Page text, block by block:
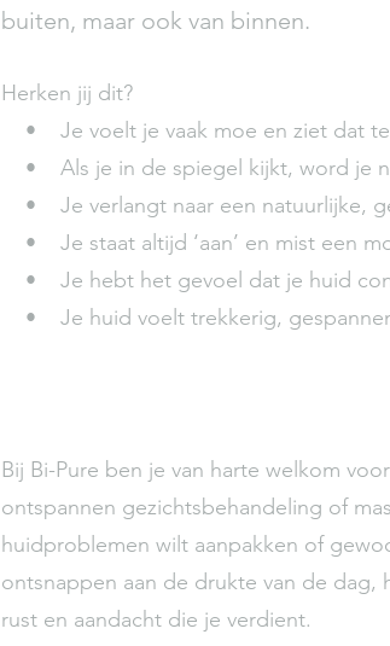
de spiegel?
Heb je kwaaltjes die je niet goed
Ben je vastgelopen in mogelijkheden
meer verbinding voelen met jezelf?
Heb je het gevoel constant ‘aan’ te
moment even helemaal niets,
buiten, maar ook van binnen.
Herken jij dit?
• Je voelt je vaak moe en ziet dat
• Als je in de spiegel kijkt, word je
• Je verlangt naar een natuurlijke,
• Je staat altijd ‘aan’ en mist een
• Je hebt het gevoel dat je huid
• Je huid voelt trekkerig,
Bij Bi-Pure ben je van harte welkom
ontspannen gezichtsbehandeling of
huidproblemen wilt aanpakken of
ontsnappen aan de drukte van de dag,
rust en aandacht die je verdient.